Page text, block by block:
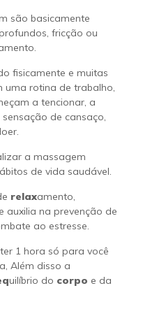
são basicamente
fricção ou
fisicamente e muitas
uma rotina de trabalho,
a tencionar, a
de cansaço,
a massagem
de vida saudável.
relaxamento,
auxilia na prevenção de
ao estresse.
1 hora só para você
Além disso a
uilíbrio do corpo e da